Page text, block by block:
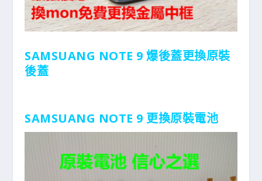
SAMSUANG NOTE 9 爆後蓋更換原裝
後蓋
SAMSUANG NOTE 9 更換原裝電池